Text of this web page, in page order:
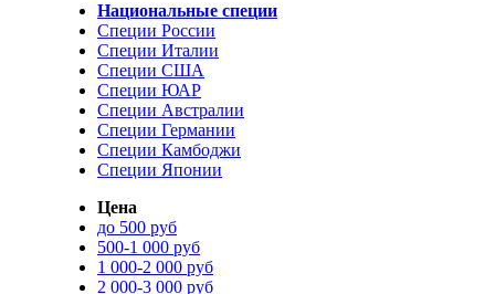
Национальные специи
Специи России
Специи Италии
Специи США
Специи ЮАР
Специи Австралии
Специи Германии
Специи Камбоджи
Специи Японии
Цена
до 500 руб
500-1 000 руб
1 000-2 000 руб
2 000-3 000 руб